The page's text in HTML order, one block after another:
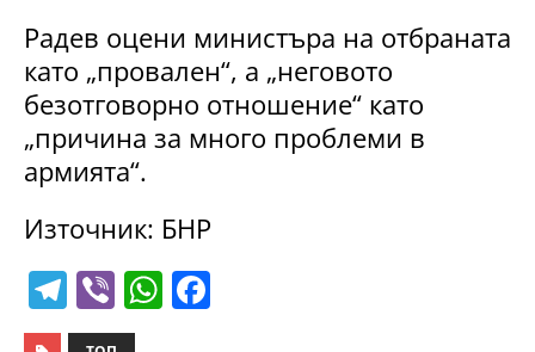
Радев оцени министъра на отбраната
като „провален“, а „неговото
безотговорно отношение“ като
„причина за много проблеми в
армията“.
Източник: БНР
T
el
Vi
b
W
h